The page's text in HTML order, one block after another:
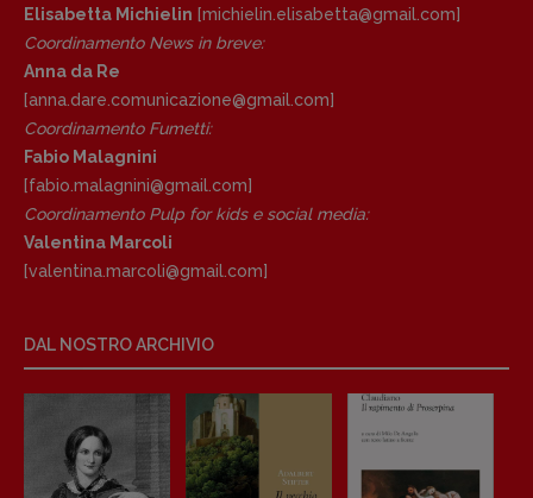
Marcoli,Elisabetta Michielin,Nicole
Spallina,Roberto Sturm,Tania Tonin
CONTATTI
Case editrici e coordinamento
recensioni:
Elio Grasso[eliovoyager@gmail.com]
Coordinamento Primo Piano :
Elisabetta Michielin
[michielin.elisabetta@gmail.com]
[anna.dare.comunicazione@gmail.
Coordinamento Fumetti:
Fabio Malagnini
[fabio.malagnini@gmail. com]
Coordinamento Pulp for kids e social
media:
Elisabetta Michielin [michielin.elisabetta@gmail.com]
Coordinamento News in breve:
Anna da Re
[anna.dare.comunicazione@gmail. com]
Coordinamento Fumetti:
Fabio Malagnini
[fabio.malagnini@gmail. com]
Coordinamento Pulp for kids e social media:
Valentina Marcoli
[valentina.marcoli@gmail. com]
DAL NOSTRO ARCHIVIO